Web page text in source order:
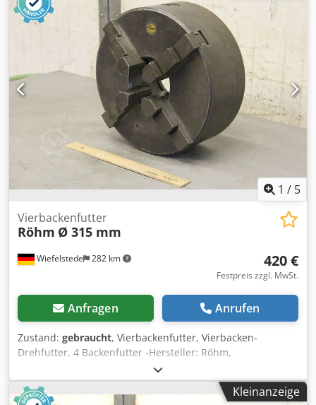
1 / 5
Wiefelstede 282 km
Vierbackenfutter
Röhm Ø 315 mm
420 €
Festpreis zzgl. MwSt.
Anfragen Anrufen
Zustand: gebraucht, Vierbackenfutter, Vierbacken-
Drehfutter, 4 Backenfutter -Hersteller: Röhm,
Vierbackenfutter Ø 315 mm Chsdpfx Alshhf Abj Rja -
Durchlass: Ø 105 mm -Lochkreis: Ø 235 mm / M20 -
Aufnahme: Kurzkegel 11 -Gewicht: 56 kg
Kleinanzeige